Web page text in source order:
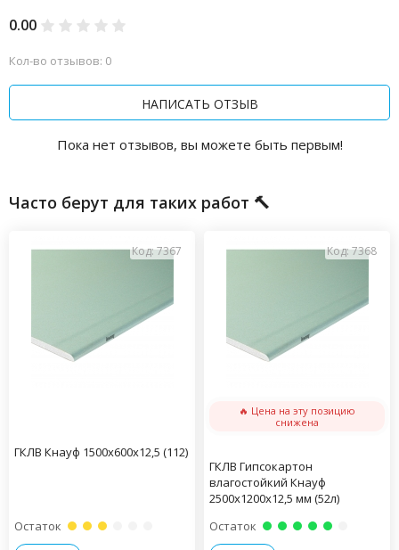
0.00
Кол-во отзывов: 0
НАПИСАТЬ ОТЗЫВ
Пока нет отзывов, вы можете быть первым!
Часто берут для таких работ 🔨
Код: 7367
ГКЛВ Кнауф 1500х600х12,5 (112)
Остаток
Код: 7368
🔥 Цена на эту позицию
снижена
ГКЛВ Гипсокартон
влагостойкий Кнауф
2500х1200х12,5 мм (52л)
Остаток